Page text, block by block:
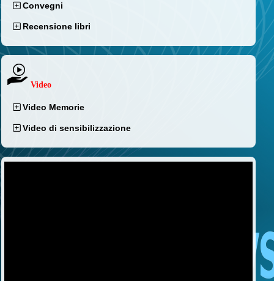
Convegni
Recensione libri
Video
Video Memorie
Video di sensibilizzazione